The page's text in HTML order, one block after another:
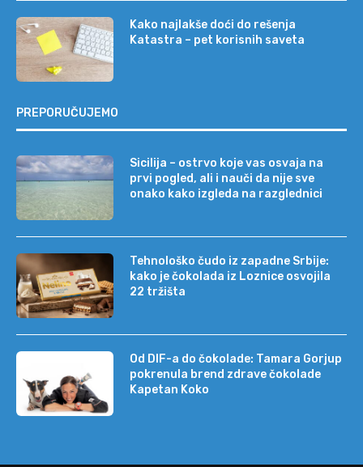
Kako najlakše doći do rešenja
Katastra – pet korisnih saveta
PREPORUČUJEMO
Sicilija – ostrvo koje vas osvaja na
prvi pogled, ali i nauči da nije sve
onako kako izgleda na razglednici
Tehnološko čudo iz zapadne Srbije:
kako je čokolada iz Loznice osvojila
22 tržišta
Od DIF-a do čokolade: Tamara Gorjup
pokrenula brend zdrave čokolade
Kapetan Koko